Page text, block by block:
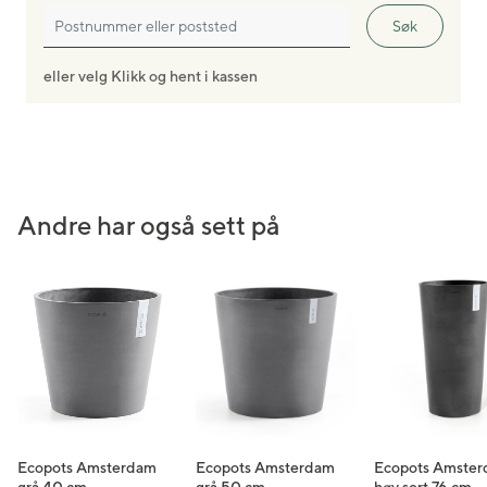
Vedlikeholdstips: Er blomsterpotten din skitten, eller
reparasjonssvamp kan du enkelt fjerne flekker, skitt,
Søk
eller velg Klikk og hent i kassen
Andre har også sett på
Ecopots Amsterdam
Ecopots Amsterdam
Ecopots